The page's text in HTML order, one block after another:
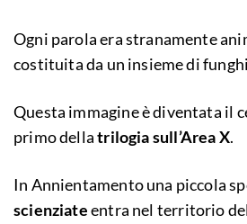
Ogni parola era stranamente
costituita da un insieme di
Questa immagine è diventata il
primo dellatrilogia sull’Area X.
In Annientamento una piccola
scienziateentra nel territorio